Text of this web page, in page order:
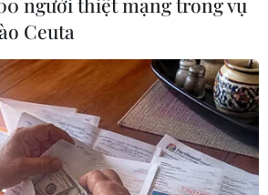
ở Kashmir
nổ ra tại thị trấn Uri thuộc huyện
cách thành phố Srinagar - thủ phủ
Kashmir do Ấn Độ kiểm soát - 105
Ceuta